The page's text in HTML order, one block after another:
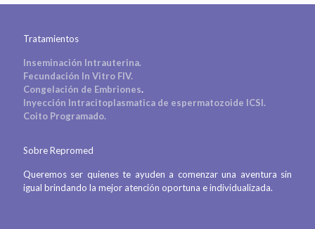
Tratamientos
Inseminación Intrauterina.
Fecundación In Vitro FIV.
Congelación de Embriones.
Inyección Intracitoplasmatica de espermatozoide ICSI.
Coito Programado.
Sobre Repromed
Queremos ser quienes te ayuden a comenzar una aventura sin
igual brindando la mejor atención oportuna e individualizada.